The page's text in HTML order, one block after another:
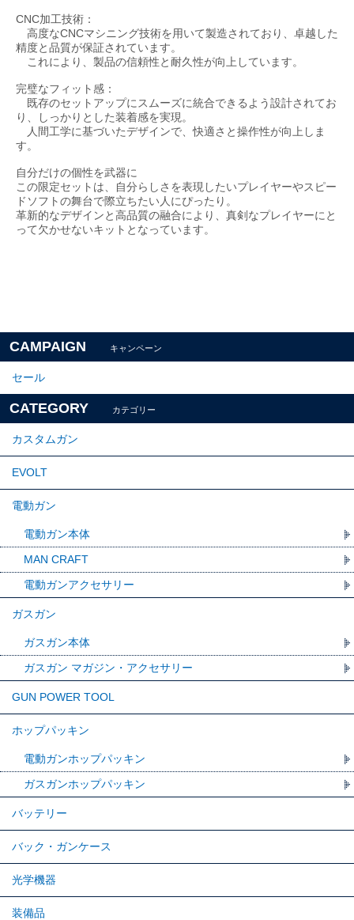
CNC加工技術：
高度なCNCマシニング技術を用いて製造されており、卓越した
精度と品質が保証されています。
これにより、製品の信頼性と耐久性が向上しています。
完璧なフィット感：
既存のセットアップにスムーズに統合できるよう設計されてお
り、しっかりとした装着感を実現。
人間工学に基づいたデザインで、快適さと操作性が向上しま
す。
自分だけの個性を武器に
この限定セットは、自分らしさを表現したいプレイヤーやスピー
ドソフトの舞台で際立ちたい人にぴったり。
革新的なデザインと高品質の融合により、真剣なプレイヤーにと
って欠かせないキットとなっています。
CAMPAIGN キャンペーン
セール
CATEGORY カテゴリー
カスタムガン
EVOLT
電動ガン
電動ガン本体
MAN CRAFT
電動ガンアクセサリー
ガスガン
ガスガン本体
ガスガン マガジン・アクセサリー
GUN POWER TOOL
ホップパッキン
電動ガンホップパッキン
ガスガンホップパッキン
バッテリー
バック・ガンケース
光学機器
装備品